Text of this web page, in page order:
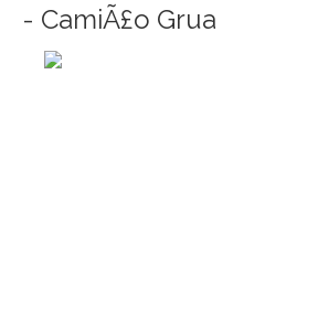
- CamiÃ£o Grua